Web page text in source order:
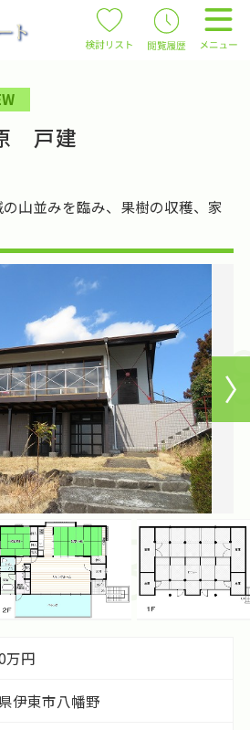
戸建
山並みを臨み、果樹の収穫、家
万円
伊東市八幡野